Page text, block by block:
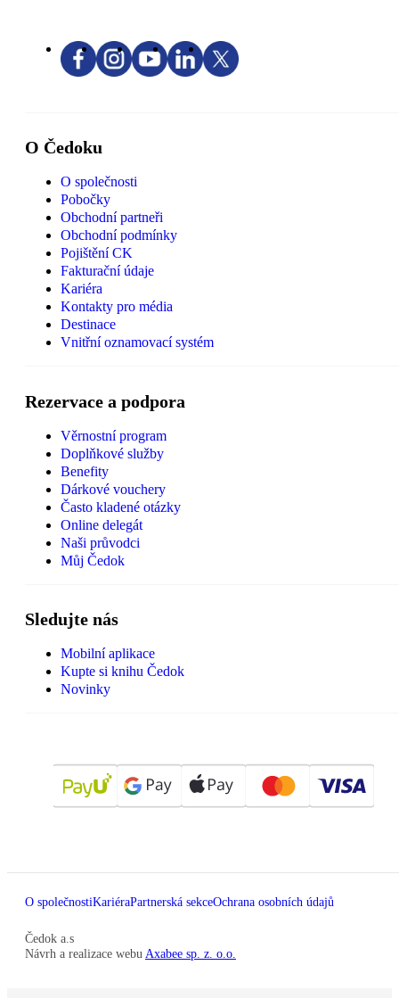
O Čedoku
O společnosti
Pobočky
Obchodní partneři
Obchodní podmínky
Pojištění CK
Fakturační údaje
Kariéra
Kontakty pro média
Destinace
Vnitřní oznamovací systém
Rezervace a podpora
Věrnostní program
Doplňkové služby
Benefity
Dárkové vouchery
Často kladené otázky
Online delegát
Naši průvodci
Můj Čedok
Sledujte nás
Mobilní aplikace
Kupte si knihu Čedok
Novinky
O společnostiKariéraPartnerská sekceOchrana osobních údajů
Čedok a.s
Návrh a realizace webu Axabee sp. z. o.o.